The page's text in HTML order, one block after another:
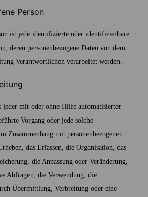
Person
ist jede identifizierte oder identifizierbare
deren personenbezogene Daten von dem
Verantwortlichen verarbeitet werden.
jeder mit oder ohne Hilfe automatisierter
Vorgang oder jede solche
Zusammenhang mit personenbezogenen
das Erfassen, die Organisation, das
die Anpassung oder Veränderung,
Abfragen, die Verwendung, die
Übermittlung, Verbreitung oder eine